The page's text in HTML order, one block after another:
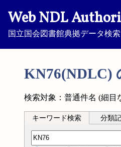
Web NDL
国立国会図書館典拠データ検
KN76(NDLC)
検索対象：普通件名 (細目
キーワード検索 分類
分類記号検索